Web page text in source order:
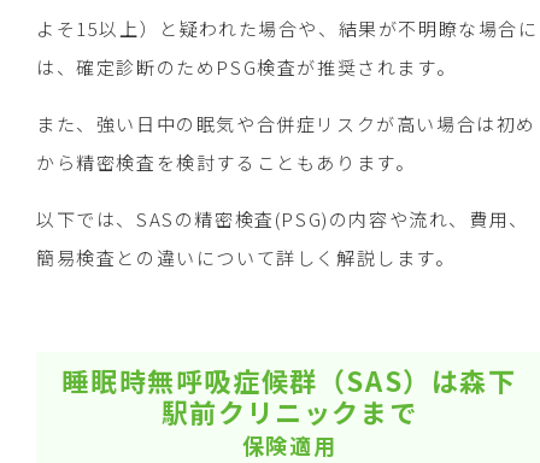
よそ15以上）と疑われた場合や、結果が不明瞭な場合に
は、確定診断のためPSG検査が推奨されます。
また、強い日中の眠気や合併症リスクが高い場合は初め
から精密検査を検討することもあります。
以下では、SASの精密検査(PSG)の内容や流れ、費用、
簡易検査との違いについて詳しく解説します。
睡眠時無呼吸症候群（SAS）は森下
駅前クリニックまで
保険適用